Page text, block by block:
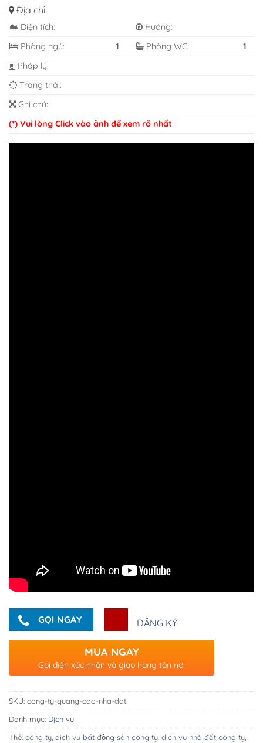
Địa chỉ:
Diện tích:
Hướng:
Phòng ngủ:
1 Phòng WC:
1
Pháp lý:
Trạng thái:
Ghi chú:
(*) Vui lòng Click vào ảnh để xem rõ nhất
GỌI NGAY ĐĂNG KÝ
MUA NGAY
Gọi điện xác nhận và giao hàng tận nơi
SKU: cong-ty-quang-cao-nha-dat
Danh mục: Dịch vụ
Thẻ: công ty, dịch vụ bất động sản công ty, dịch vụ nhà đất công ty,